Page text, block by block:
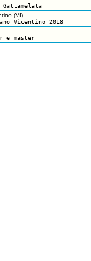
(VI)
Vicentino 2018
e master